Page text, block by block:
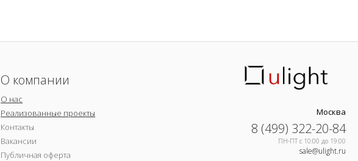
О компании
О нас
Реализованные проекты
Контакты
Вакансии
Публичная оферта
Москва
8 (499) 322-20-84
ПН-ПТ c 10:00 до 19:00
sale@ulight.ru